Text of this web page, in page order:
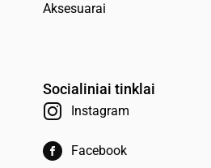
Aksesuarai
Socialiniai tinklai
Instagram
Facebook